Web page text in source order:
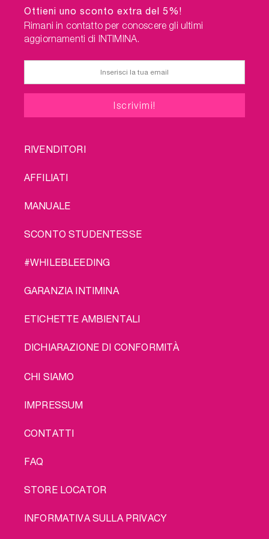
Ottieni uno sconto extra del 5%!
Rimani in contatto per conoscere gli ultimi
aggiornamenti di INTIMINA.
FOOTER
RIVENDITORI
AFFILIATI
MANUALE
SCONTO STUDENTESSE
#WHILEBLEEDING
GARANZIA INTIMINA
ETICHETTE AMBIENTALI
DICHIARAZIONE DI CONFORMITÀ
LEGAL
CHI SIAMO
IMPRESSUM
CONTATTI
FAQ
STORE LOCATOR
INFORMATIVA SULLA PRIVACY